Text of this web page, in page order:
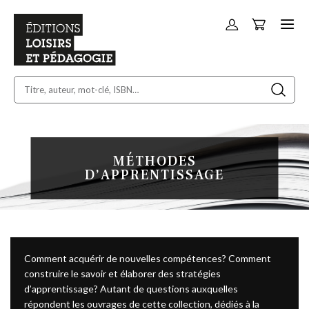
Allez
Panier
MÉTHODES
D’APPRENTISSAGE
Comment acquérir de nouvelles compétences? Comment
construire le savoir et élaborer des stratégies
d’apprentissage? Autant de questions auxquelles
répondent les ouvrages de cette collection, dédiés à la